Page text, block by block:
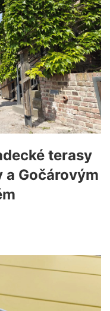
terasy
Gočárovým